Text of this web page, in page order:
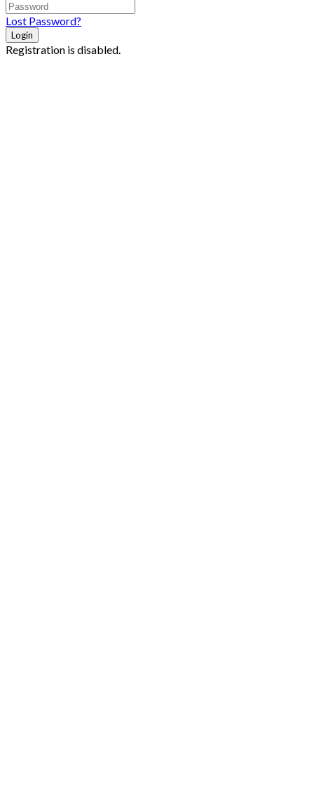
Lost Password?
Login
Registration is disabled.